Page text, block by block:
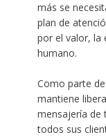
más se
plan de
por el valor, la
humano.
Como parte
mantiene
mensajería de
todos sus